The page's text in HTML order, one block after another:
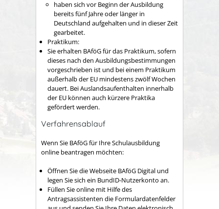
haben sich vor Beginn der Ausbildung
bereits fünf Jahre oder länger in
Deutschland aufgehalten und in dieser Zeit
gearbeitet.
Praktikum:
Sie erhalten BAföG für das Praktikum, sofern
dieses nach den Ausbildungsbestimmungen
vorgeschrieben ist und bei einem Praktikum
außerhalb der EU mindestens zwölf Wochen
dauert. Bei Auslandsaufenthalten innerhalb
der EU können auch kürzere Praktika
gefördert werden.
Verfahrensablauf
Wenn Sie BAföG für Ihre Schulausbildung
online beantragen möchten:
Öffnen Sie die Webseite BAföG Digital und
legen Sie sich ein BundID-Nutzerkonto an.
Füllen Sie online mit Hilfe des
Antragsassistenten die Formulardatenfelder